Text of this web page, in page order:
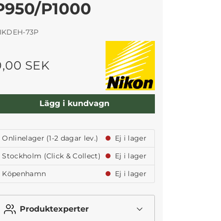
P1000
73P
SEK
Lägg i kundvagn
Onlinelager (1-2 dagar lev.)
Ej i lager
Stockholm (Click & Collect)
Ej i lager
Köpenhamn
Ej i lager
Produktexperter